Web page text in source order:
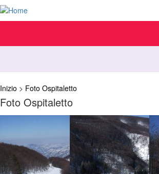
Inizio > Foto Ospitaletto
Foto Ospitaletto